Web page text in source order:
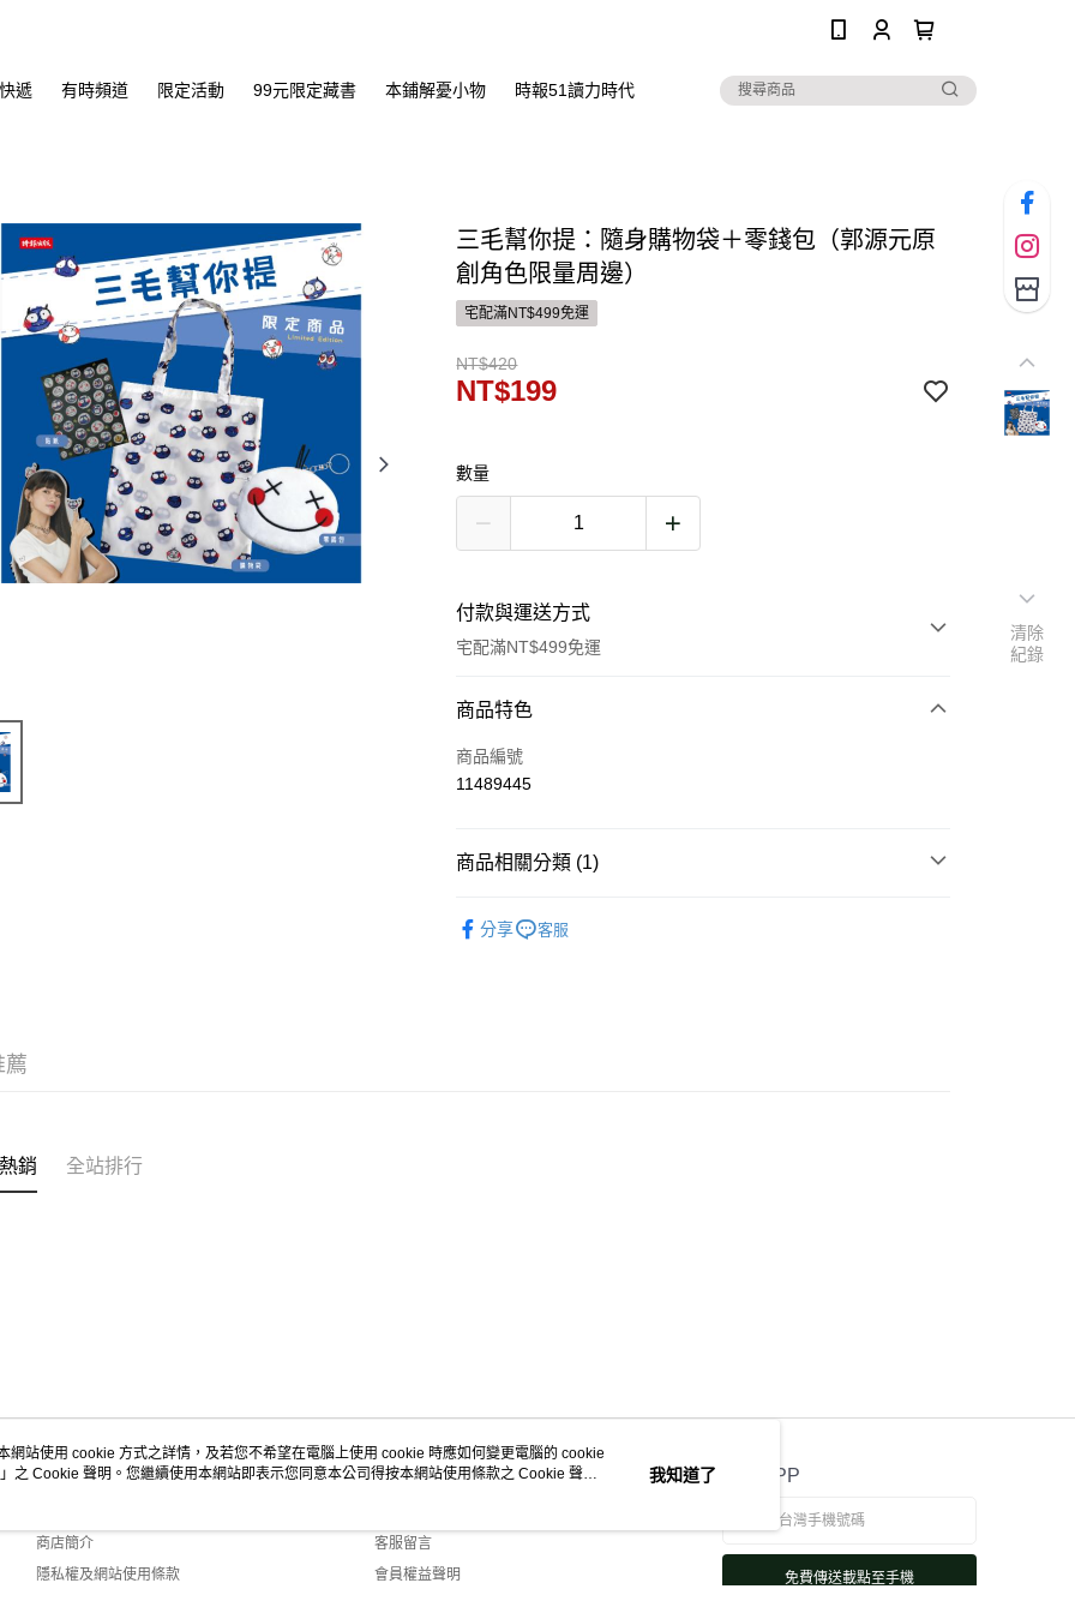
遞 有時頻道 限定活動 99元限定藏書 本鋪解憂小物 時報51讀力時代
三毛幫你提：隨身購物袋＋零錢包（郭源元原
創角色限量周邊）
宅配滿NT$499免運
NT$420
NT$199
數量
付款與運送方式
宅配滿NT$499免運
付款方式
信用卡一次付款
宅配
商品特色
商品編號
11489445
商品相關分類 (1)
分享
客服
薦
銷 全站排行
關於我們
商店簡介
隱私權及網站使用條款
客服資訊
客服留言
會員權益聲明
官方APP
免費傳送載點至手機
清除
紀錄
網站使用 cookie 方式之詳情，及若您不希望在電腦上使用 cookie 時應如何變更電腦的 cookie
」之 Cookie 聲明。您繼續使用本網站即表示您同意本公司得按本網站使用條款之 Cookie 聲明
我知道了